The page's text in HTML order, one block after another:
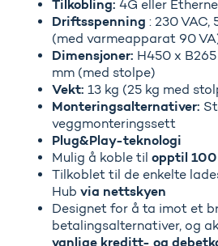
Tilkobling: 4G eller
Driftsspenning : 230 VAC,
(med varmeapparat 90
Dimensjoner: H450 x
mm (med stolpe)
Vekt: 13 kg (25 kg med
Monteringsalternativer:
veggmonteringssett
Plug&Play-teknologi
Mulig å koble til opptil
Tilkoblet til de enkelte
Hub via nettskyen
Designet for å ta imot et
betalingsalternativer, og
vanlige kreditt- og